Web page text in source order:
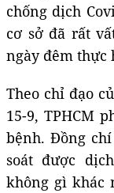
chống dịch
cơ sở đã rất
ngày đêm thực
Theo chỉ đạo
15-9, TPHCM
bệnh. Đồng
soát được
không gì khác